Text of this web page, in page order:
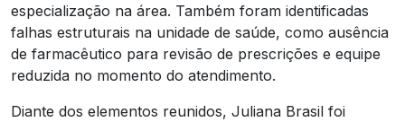
especialização na área. Também foram identificadas
falhas estruturais na unidade de saúde, como ausência
de farmacêutico para revisão de prescrições e equipe
reduzida no momento do atendimento.
Diante dos elementos reunidos, Juliana Brasil foi